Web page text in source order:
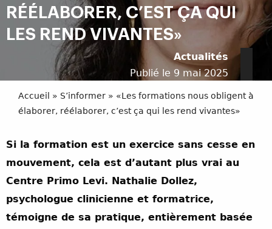
RÉÉLABORER, C’EST ÇA QUI
LES REND VIVANTES»
Actualités
Publié le 9 mai 2025
Accueil » S’informer » «Les formations nous obligent à
élaborer, réélaborer, c’est ça qui les rend vivantes»
Si la formation est un exercice sans cesse en
mouvement, cela est d’autant plus vrai au
Centre Primo Levi. Nathalie Dollez,
psychologue clinicienne et formatrice,
témoigne de sa pratique, entièrement basée